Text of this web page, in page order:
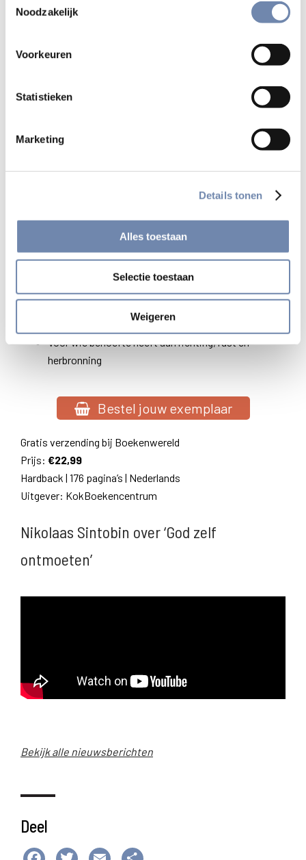
Noodzakelijk
Voorkeuren
Statistieken
Marketing
Details tonen
Alles toestaan
Selectie toestaan
Weigeren
Praktische aanwijzingen voor gebed en bezinning
reflectievragen
Kleurrijke illustraties die het gebed verdiepen
persoonlijk en eenvoudig
Voor wie is dit boek?
Voor wie geen retraite kan volgen op locatie, maar
wel tijd wil maken voor God
Voor wie nieuwsgierig is naar ignatiaanse
spiritualiteit en het leven van Jezus
Voor wie behoefte heeft aan richting, rust en
herbronning
Bestel jouw exemplaar
Gratis verzending bij Boekenwereld
Prijs: €22,99
Hardback | 176 pagina’s | Nederlands
Uitgever: KokBoekencentrum
Nikolaas Sintobin over ‘God zelf
ontmoeten’
Bekijk alle nieuwsberichten
Deel